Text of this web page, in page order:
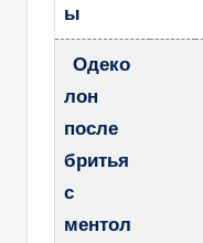
ы
Одеко
лон
после
бритья
с
ментол